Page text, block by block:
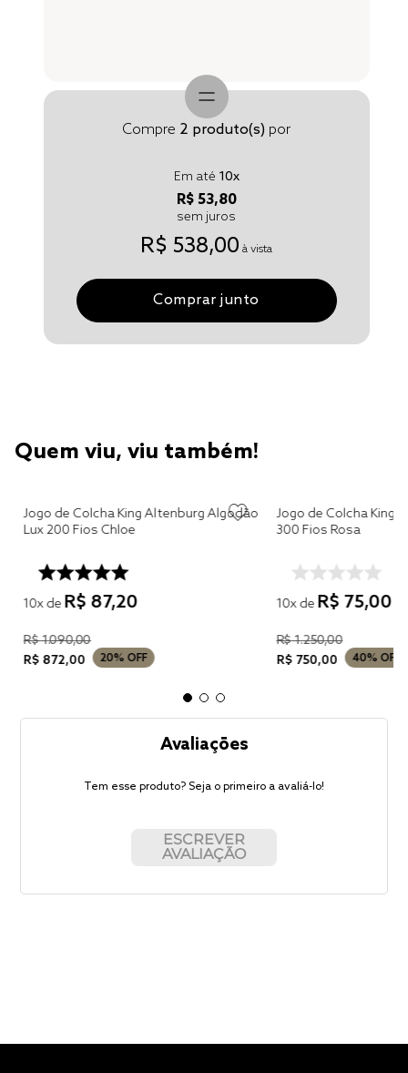
Compre 2 produto(s) por
Em até 10x
R$ 53,80
sem juros
R$ 538,00 à vista
Comprar junto
Quem viu, viu também!
Jogo de Colcha King Altenburg Algodão
Lux 200 Fios Chloe
10x de R$ 87,20
R$1.090,00
R$ 872,00 20% OFF
Jogo de Colcha King
300 Fios Rosa
10x de R$ 75,00
R$1.250,00
R$ 750,00 40% OFF
Avaliações
Tem esse produto? Seja o primeiro a avaliá-lo!
ESCREVER
AVALIAÇÃO